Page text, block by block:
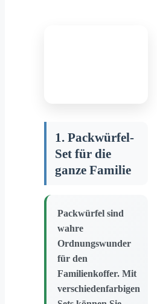
1. Packwürfel-
Set für die
ganze Familie
Packwürfel sind
wahre
Ordnungswunder
für den
Familienkoffer. Mit
verschiedenfarbigen